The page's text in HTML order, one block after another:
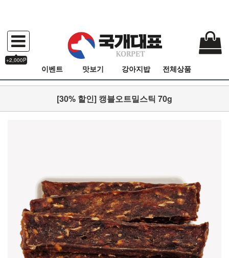
+2,000P
이벤트 맛보기 강아지밥 전체상품
[30% 할인] 캥블오트밀스틱 70g